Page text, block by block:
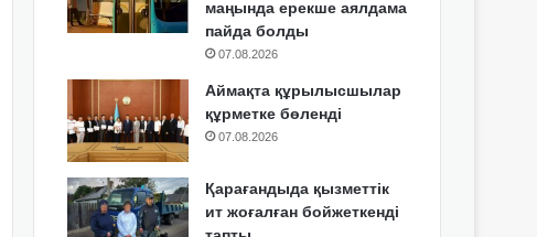
маңында ерекше аялдама
пайда болды
07.08.2026
Аймақта құрылысшылар
құрметке бөленді
07.08.2026
Қарағандыда қызметтік
ит жоғалған бойжеткенді